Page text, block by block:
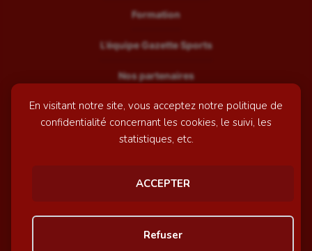
En visitant notre site, vous acceptez notre politique de
confidentialité concernant les cookies, le suivi, les
statistiques, etc.
ACCEPTER
Refuser
Formation
L’équipe Gazette Sports
Nos partenaires
Recrutement
Mentions légales
© GazetteSports - 2026 | Site internet réalisé par
Awelty